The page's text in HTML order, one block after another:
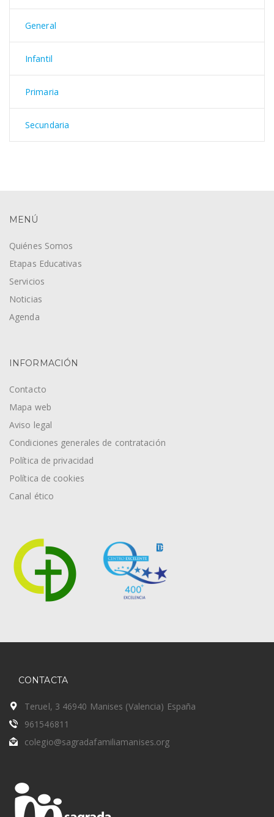
General
Infantil
Primaria
Secundaria
MENÚ
Quiénes Somos
Etapas Educativas
Servicios
Noticias
Agenda
INFORMACIÓN
Contacto
Mapa web
Aviso legal
Condiciones generales de contratación
Política de privacidad
Política de cookies
Canal ético
CONTACTA
Teruel, 3 46940 Manises (Valencia) España
961546811
colegio@sagradafamiliamanises.org